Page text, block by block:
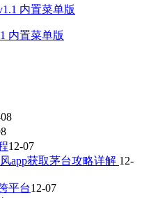
内置菜单版
12-07
app获取茅台攻略详解 12-
平台12-07